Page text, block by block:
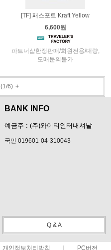
[TF] 패스포트 Kraft Yellow
6,600원
파트너샵한정판매/회원전용/대량,
도매문의불가
(1 /6)+
BANK INFO
예금주 : (주)와이티인터내셔날
국민 019601-04-310043
Q & A
개인정보처리방침 PC버전